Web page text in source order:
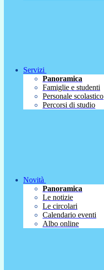
Servizi
Panoramica
Famiglie e studenti
Personale scolastico
Percorsi di studio
Novità
Panoramica
Le notizie
Le circolari
Calendario eventi
Albo online